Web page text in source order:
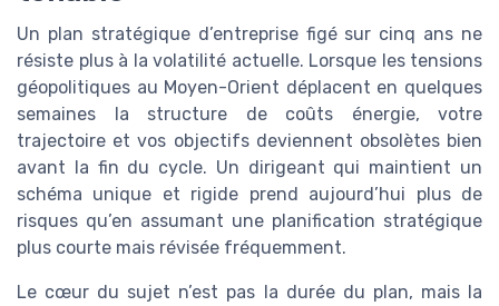
Un plan stratégique d’entreprise figé sur cinq ans ne
résiste plus à la volatilité actuelle. Lorsque les tensions
géopolitiques au Moyen-Orient déplacent en quelques
semaines la structure de coûts énergie, votre
trajectoire et vos objectifs deviennent obsolètes bien
avant la fin du cycle. Un dirigeant qui maintient un
schéma unique et rigide prend aujourd’hui plus de
risques qu’en assumant une planification stratégique
plus courte mais révisée fréquemment.
Le cœur du sujet n’est pas la durée du plan, mais la